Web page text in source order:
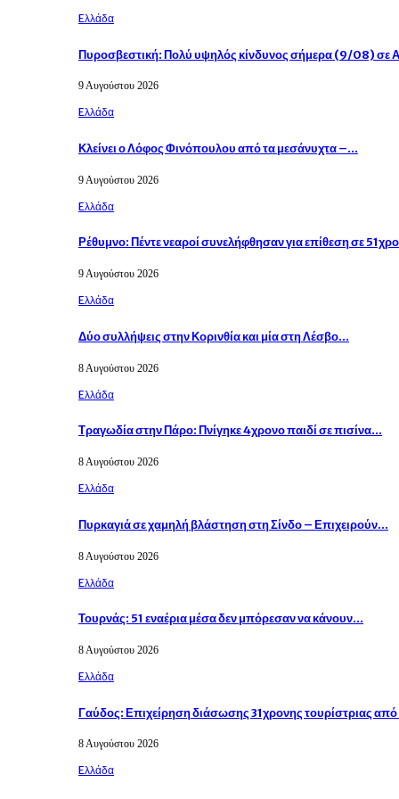
Eλλάδα
Πυροσβεστική: Πολύ υψηλός κίνδυνος σήμερα (9/08) σε
9 Αυγούστου 2026
Eλλάδα
Κλείνει ο Λόφος Φινόπουλου από τα μεσάνυχτα –…
9 Αυγούστου 2026
Eλλάδα
Ρέθυμνο: Πέντε νεαροί συνελήφθησαν για επίθεση σε
9 Αυγούστου 2026
Eλλάδα
Δύο συλλήψεις στην Κορινθία και μία στη Λέσβο…
8 Αυγούστου 2026
Eλλάδα
Τραγωδία στην Πάρο: Πνίγηκε 4χρονο παιδί σε πισίνα…
8 Αυγούστου 2026
Eλλάδα
Πυρκαγιά σε χαμηλή βλάστηση στη Σίνδο – Επιχειρούν…
8 Αυγούστου 2026
Eλλάδα
Τουρνάς: 51 εναέρια μέσα δεν μπόρεσαν να κάνουν…
8 Αυγούστου 2026
Eλλάδα
Γαύδος: Επιχείρηση διάσωσης 31χρονης τουρίστριας
8 Αυγούστου 2026
Eλλάδα